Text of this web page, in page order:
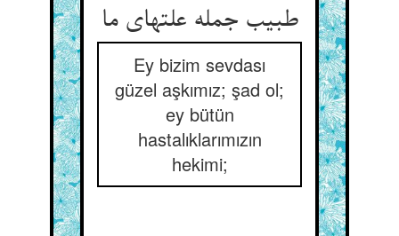
طبیب جمله علتهای ما
Ey bizim sevdası
güzel aşkımız; şad ol;
ey bütün
hastalıklarımızın
hekimi;